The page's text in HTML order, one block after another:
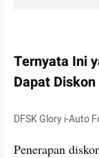
Ternyata Ini
Dapat
DFSK Glory i-Auto
Penerapan